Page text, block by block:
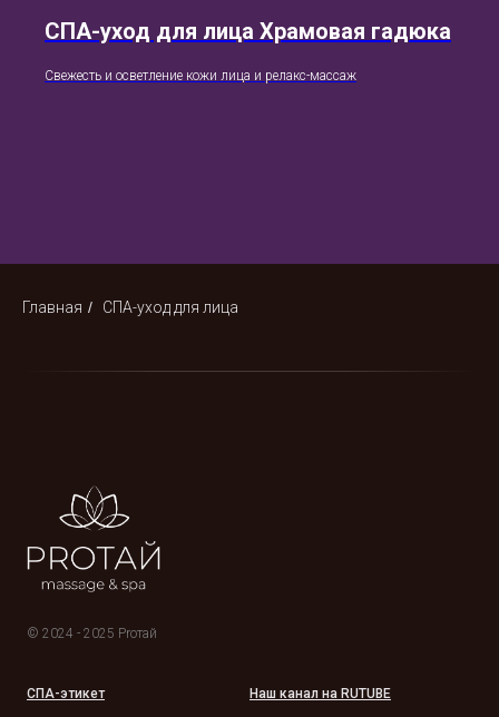
СПА-уход для лица Храмовая гадюка
Свежесть и осветление кожи лица и релакс-массаж
Главная / СПА-уход для лица
© 2024 - 2025 Proтай
СПА-этикет Наш канал на RUTUBE